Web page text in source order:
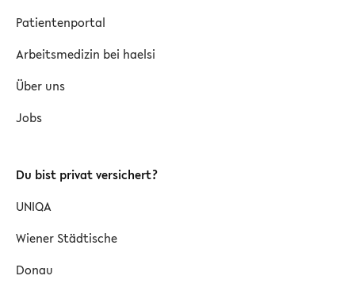
Patientenportal
Arbeitsmedizin bei haelsi
Über uns
Jobs
Du bist privat versichert?
UNIQA
Wiener Städtische
Donau